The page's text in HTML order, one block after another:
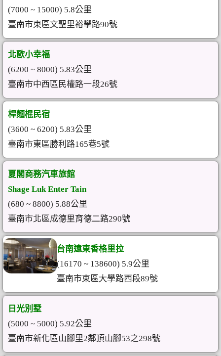
(7000 ~ 15000) 5.8公里
臺南市東區文聖里裕學路90號
北歐小幸福
(6200 ~ 8000) 5.83公里
臺南市中西區民權路一段26號
桿麵棍民宿
(3600 ~ 6200) 5.83公里
臺南市東區勝利路165巷5號
夏閣商務汽車旅館
Shage Luk Enter Tain
(680 ~ 8800) 5.88公里
臺南市北區成德里育德二路290號
台南遠東香格里拉
(16170 ~ 138600) 5.9公里
臺南市東區大學路西段89號
日光別墅
(5000 ~ 5000) 5.92公里
臺南市新化區山腳里2鄰頂山腳53之298號